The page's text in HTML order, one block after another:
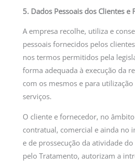
5. Dados Pessoais dos Clientes e
A empresa recolhe, utiliza e
pessoais fornecidos pelos
nos termos permitidos pela
forma adequada à execução da
com os mesmos e para
serviços.
O cliente e fornecedor, no
contratual, comercial e ainda no
e de prossecução da atividade
pelo Tratamento, autorizam a